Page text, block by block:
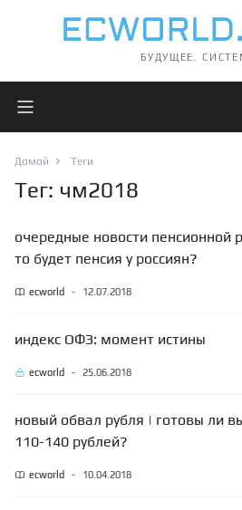
БУДУЩЕЕ.
Открыть главное меню
Домой Теги
Тег: чм2018
очередные новости пенсионной
то будет пенсия у россиян?
ecworld - 12.07.2018
индекс ОФЗ: момент истины
ecworld - 25.06.2018
новый обвал рубля | готовы ли
110-140 рублей?
ecworld - 10.04.2018